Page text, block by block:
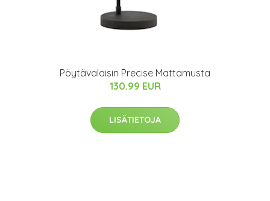
Pöytävalaisin Precise Mattamusta
130.99 EUR
LISÄTIETOJA